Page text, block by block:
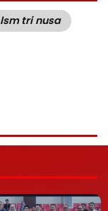
lsm tri nusa